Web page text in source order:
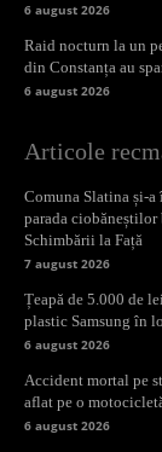
6 august 2026
Raid nocturn la un
din Constanța au
6 august 2026
Articole
Comuna Slatina și-a
parada
Schimbării la Față
7 august 2026
Țeapă de 5.000 de
plastic Samsung în
6 august 2026
Accident mortal pe
aflat pe o
6 august 2026